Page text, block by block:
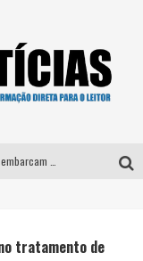
tratamento de